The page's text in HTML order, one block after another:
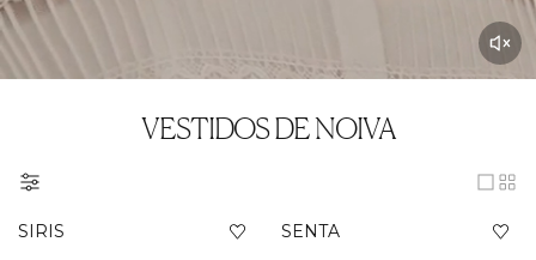
VESTIDOS DE NOIVA
SIRIS
SENTA